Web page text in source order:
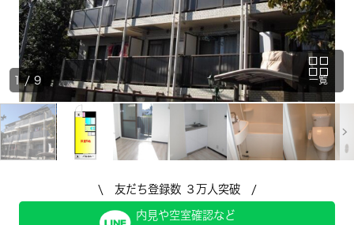
一覧
1/ 9
\ 友だち登録数 ３万人突破 /
内見や空室確認など